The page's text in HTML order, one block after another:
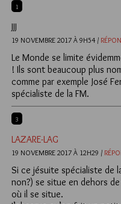
1
JJJ
19 NOVEMBRE 2017 À 9H54 /
Le Monde se limite
! Ils sont beaucoup plus
comme par exemple José
spécialiste de la FM.
3
LAZARE-LAG
19 NOVEMBRE 2017 À 12H29 /
Si ce jésuite spécialiste de
non?) se situe en dehors
où il se situe.